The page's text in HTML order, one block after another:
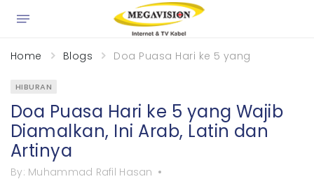
Home Blogs Doa Puasa Hari ke 5 yang Wajib
HIBURAN
Doa Puasa Hari ke 5 yang Wajib
Diamalkan, Ini Arab, Latin dan
Artinya
By: Muhammad Rafil Hasan